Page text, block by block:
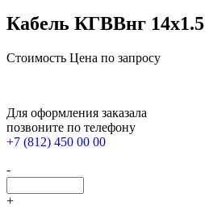
Кабель КГВВнг 14х1.5
Стоимость Цена по запросу
Для оформления заказала
позвоните по телефону
+7 (812) 450 00 00
-
+